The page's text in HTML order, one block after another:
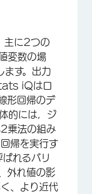
主に2つの
変数の場
す。出力
iQはロ
形回帰のデ
的には，ジ
乗法の組み
帰を実行す
れるバリ
外れ値の影
、より近代